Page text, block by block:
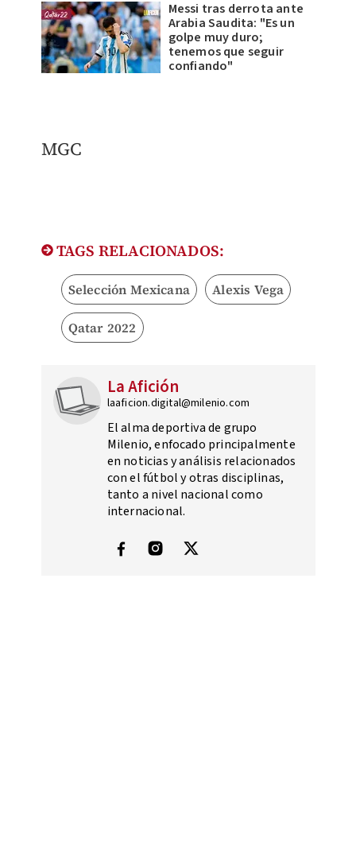
Messi tras derrota ante
Arabia Saudita: "Es un
golpe muy duro;
tenemos que seguir
confiando"
MGC
TAGS RELACIONADOS:
Selección Mexicana Alexis Vega
Qatar 2022
La Afición
laaficion.digital@milenio.com
El alma deportiva de grupo
Milenio, enfocado principalmente
en noticias y análisis relacionados
con el fútbol y otras disciplinas,
tanto a nivel nacional como
internacional.